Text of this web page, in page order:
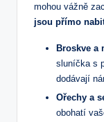
mohou vážně
jsou přímo
Broskve a
sluníčka‌ s
dodávají
Ořechy a
obohatí